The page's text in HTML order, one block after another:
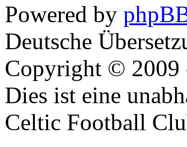
Powered by
Deutsche
Copyright © 2009
Dies ist eine
Celtic Football